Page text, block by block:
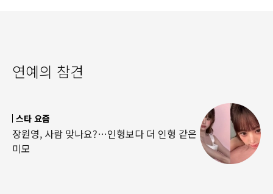
연예의 참견
스타 요즘
장원영, 사람 맞나요?…인형보다 더 인형 같은
미모